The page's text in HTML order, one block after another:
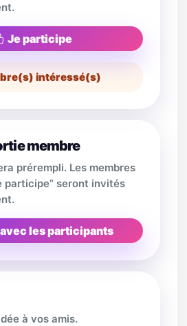
Je participe
intéressé(s)
membre
prérempli. Les membres
participe” seront invités
les participants
à vos amis.